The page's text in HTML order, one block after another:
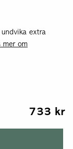
undvika extra
mer om
733 kr